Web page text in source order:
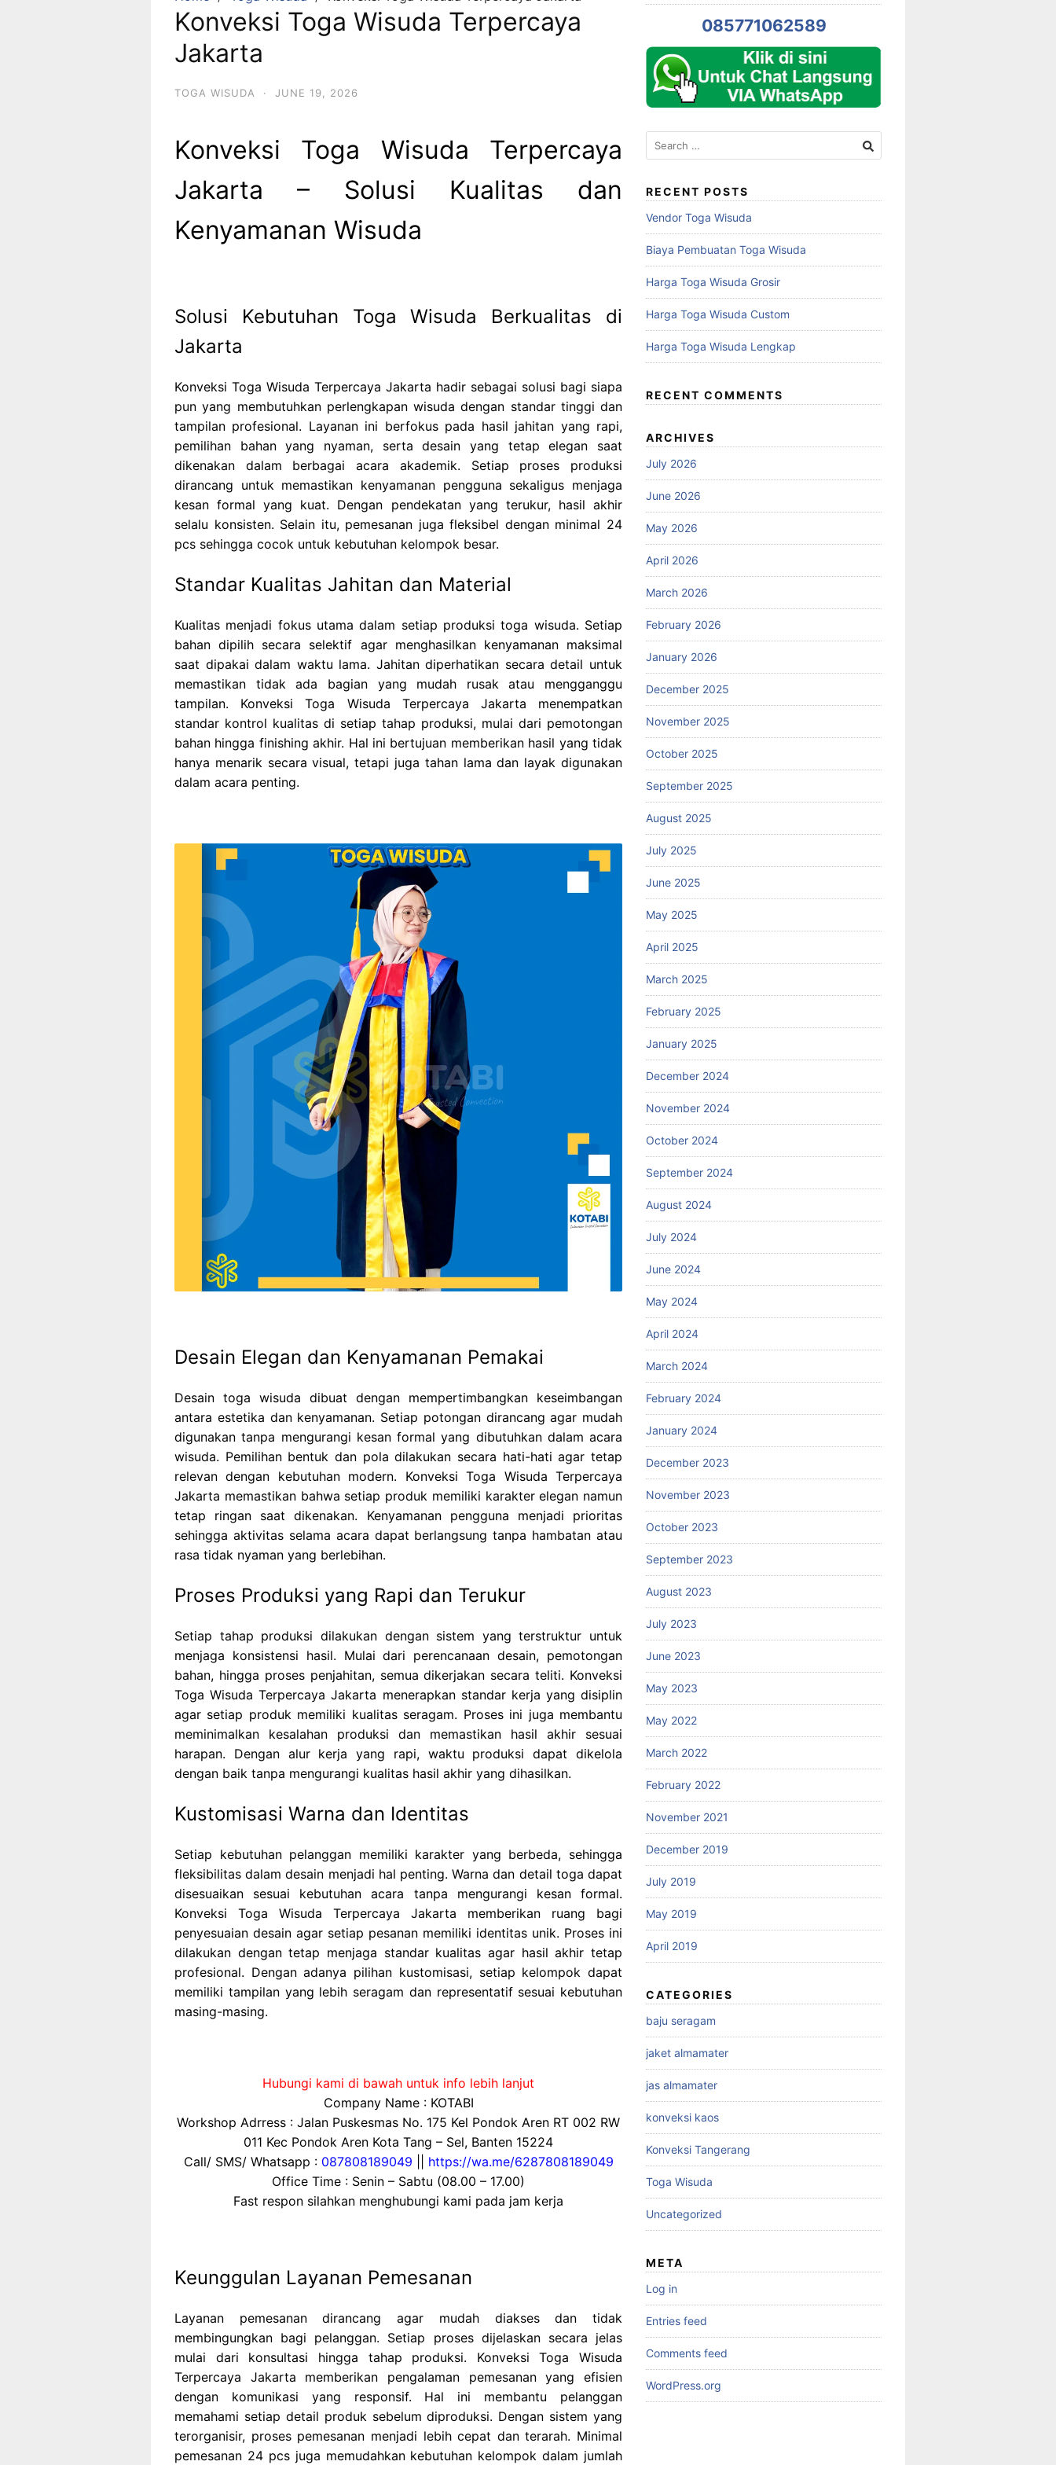
Konveksi Toga Wisuda Terpercaya
Jakarta
TOGA WISUDA · JUNE 19, 2026
Konveksi Toga Wisuda Terpercaya
Jakarta – Solusi Kualitas dan
Kenyamanan Wisuda
Solusi Kebutuhan Toga Wisuda Berkualitas di
Jakarta
Konveksi Toga Wisuda Terpercaya Jakarta hadir sebagai solusi bagi siapa
pun yang membutuhkan perlengkapan wisuda dengan standar tinggi dan
tampilan profesional. Layanan ini berfokus pada hasil jahitan yang rapi,
pemilihan bahan yang nyaman, serta desain yang tetap elegan saat
dikenakan dalam berbagai acara akademik. Setiap proses produksi
dirancang untuk memastikan kenyamanan pengguna sekaligus menjaga
kesan formal yang kuat. Dengan pendekatan yang terukur, hasil akhir
selalu konsisten. Selain itu, pemesanan juga fleksibel dengan minimal 24
pcs sehingga cocok untuk kebutuhan kelompok besar.
Standar Kualitas Jahitan dan Material
Kualitas menjadi fokus utama dalam setiap produksi toga wisuda. Setiap
bahan dipilih secara selektif agar menghasilkan kenyamanan maksimal
saat dipakai dalam waktu lama. Jahitan diperhatikan secara detail untuk
memastikan tidak ada bagian yang mudah rusak atau mengganggu
tampilan. Konveksi Toga Wisuda Terpercaya Jakarta menempatkan
standar kontrol kualitas di setiap tahap produksi, mulai dari pemotongan
bahan hingga finishing akhir. Hal ini bertujuan memberikan hasil yang tidak
hanya menarik secara visual, tetapi juga tahan lama dan layak digunakan
dalam acara penting.
Desain Elegan dan Kenyamanan Pemakai
Desain toga wisuda dibuat dengan mempertimbangkan keseimbangan
antara estetika dan kenyamanan. Setiap potongan dirancang agar mudah
digunakan tanpa mengurangi kesan formal yang dibutuhkan dalam acara
wisuda. Pemilihan bentuk dan pola dilakukan secara hati-hati agar tetap
relevan dengan kebutuhan modern. Konveksi Toga Wisuda Terpercaya
Jakarta memastikan bahwa setiap produk memiliki karakter elegan namun
tetap ringan saat dikenakan. Kenyamanan pengguna menjadi prioritas
sehingga aktivitas selama acara dapat berlangsung tanpa hambatan atau
rasa tidak nyaman yang berlebihan.
Proses Produksi yang Rapi dan Terukur
Setiap tahap produksi dilakukan dengan sistem yang terstruktur untuk
menjaga konsistensi hasil. Mulai dari perencanaan desain, pemotongan
bahan, hingga proses penjahitan, semua dikerjakan secara teliti. Konveksi
Toga Wisuda Terpercaya Jakarta menerapkan standar kerja yang disiplin
agar setiap produk memiliki kualitas seragam. Proses ini juga membantu
meminimalkan kesalahan produksi dan memastikan hasil akhir sesuai
harapan. Dengan alur kerja yang rapi, waktu produksi dapat dikelola
dengan baik tanpa mengurangi kualitas hasil akhir yang dihasilkan.
Kustomisasi Warna dan Identitas
Setiap kebutuhan pelanggan memiliki karakter yang berbeda, sehingga
fleksibilitas dalam desain menjadi hal penting. Warna dan detail toga dapat
disesuaikan sesuai kebutuhan acara tanpa mengurangi kesan formal.
Konveksi Toga Wisuda Terpercaya Jakarta memberikan ruang bagi
penyesuaian desain agar setiap pesanan memiliki identitas unik. Proses ini
dilakukan dengan tetap menjaga standar kualitas agar hasil akhir tetap
profesional. Dengan adanya pilihan kustomisasi, setiap kelompok dapat
memiliki tampilan yang lebih seragam dan representatif sesuai kebutuhan
masing-masing.
Hubungi kami di bawah untuk info lebih lanjut
Company Name : KOTABI
Workshop Adrress : Jalan Puskesmas No. 175 Kel Pondok Aren RT 002 RW
011 Kec Pondok Aren Kota Tang – Sel, Banten 15224
Call/ SMS/ Whatsapp : 087808189049
https://wa.me/6287808189049
Office Time : Senin – Sabtu (08.00 – 17.00)
Fast respon silahkan menghubungi kami pada jam kerja
Keunggulan Layanan Pemesanan
Layanan pemesanan dirancang agar mudah diakses dan tidak
membingungkan bagi pelanggan. Setiap proses dijelaskan secara jelas
mulai dari konsultasi hingga tahap produksi. Konveksi Toga Wisuda
Terpercaya Jakarta memberikan pengalaman pemesanan yang efisien
dengan komunikasi yang responsif. Hal ini membantu pelanggan
memahami setiap detail produk sebelum diproduksi. Dengan sistem yang
terorganisir, proses pemesanan menjadi lebih cepat dan terarah. Minimal
pemesanan 24 pcs juga memudahkan kebutuhan kelompok dalam jumlah
085771062589
Search
for:
RECENT POSTS
Vendor Toga Wisuda
Biaya Pembuatan Toga Wisuda
Harga Toga Wisuda Grosir
Harga Toga Wisuda Custom
Harga Toga Wisuda Lengkap
RECENT COMMENTS
ARCHIVES
July 2026
June 2026
May 2026
April 2026
March 2026
February 2026
January 2026
December 2025
November 2025
October 2025
September 2025
August 2025
July 2025
June 2025
May 2025
April 2025
March 2025
February 2025
January 2025
December 2024
November 2024
October 2024
September 2024
August 2024
July 2024
June 2024
May 2024
April 2024
March 2024
February 2024
January 2024
December 2023
November 2023
October 2023
September 2023
August 2023
July 2023
June 2023
May 2023
May 2022
March 2022
February 2022
November 2021
December 2019
July 2019
May 2019
April 2019
CATEGORIES
baju seragam
jaket almamater
jas almamater
konveksi kaos
Konveksi Tangerang
Toga Wisuda
Uncategorized
META
Log in
Entries feed
Comments feed
WordPress.org